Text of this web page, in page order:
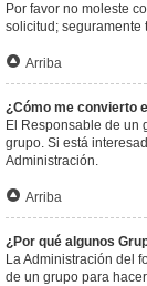
Por favor no moleste
solicitud; seguramente
Arriba
¿Cómo me convierto
El Responsable de un
grupo. Si está
Administración.
Arriba
¿Por qué algunos
La Administración del
de un grupo para